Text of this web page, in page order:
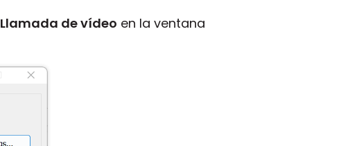
Llamada de vídeo en la ventana